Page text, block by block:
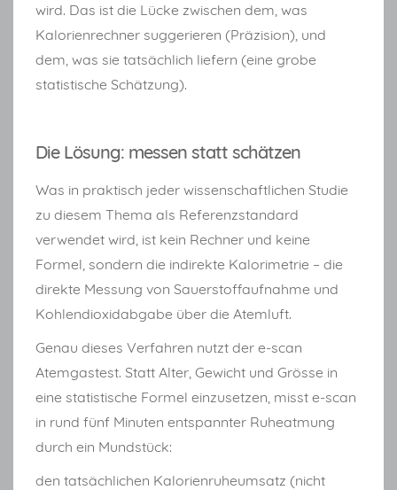
wird. Das ist die Lücke zwischen dem, was
Kalorienrechner suggerieren (Präzision), und
dem, was sie tatsächlich liefern (eine grobe
statistische Schätzung).
Die Lösung: messen statt schätzen
Was in praktisch jeder wissenschaftlichen Studie
zu diesem Thema als Referenzstandard
verwendet wird, ist kein Rechner und keine
Formel, sondern die indirekte Kalorimetrie – die
direkte Messung von Sauerstoffaufnahme und
Kohlendioxidabgabe über die Atemluft.
Genau dieses Verfahren nutzt der e-scan
Atemgastest. Statt Alter, Gewicht und Grösse in
eine statistische Formel einzusetzen, misst e-scan
in rund fünf Minuten entspannter Ruheatmung
durch ein Mundstück:
den tatsächlichen Kalorienruheumsatz (nicht